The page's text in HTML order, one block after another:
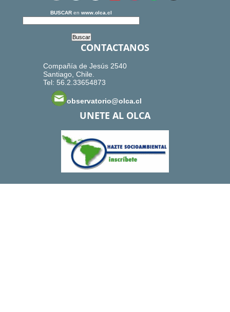
BUSCAR en www.olca.cl
CONTACTANOS
Compañía de Jesús 2540
Santiago, Chile.
Tel: 56.2.33654873
observatorio@olca.cl
UNETE AL OLCA